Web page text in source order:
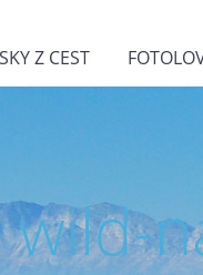
Z CEST
wild-